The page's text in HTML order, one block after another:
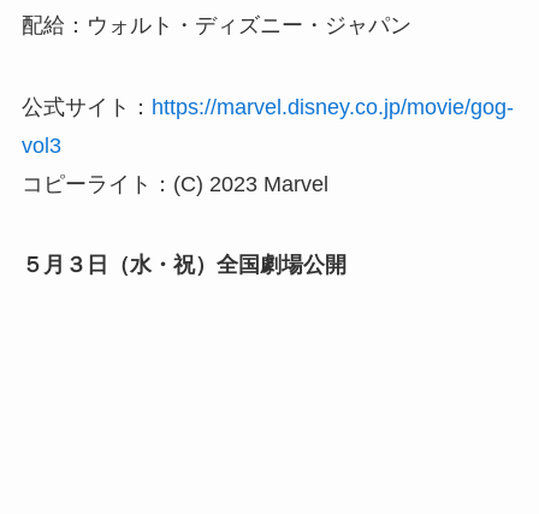
配給：ウォルト・ディズニー・ジャパン
公式サイト： https://marvel.disney.co.jp/movie/gog-
vol3
コピーライト：(C) 2023 Marvel
５月３日（水・祝）全国劇場公開